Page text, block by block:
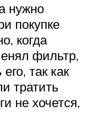
нужно
покупке
когда
фильтр,
так как
тратить
не хочется,